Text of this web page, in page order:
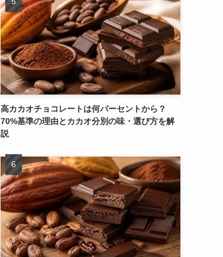
高カカオチョコレートは何パーセントから？
70%基準の理由とカカオ分別の味・選び方を解
説